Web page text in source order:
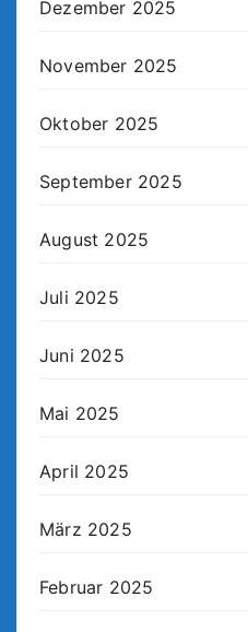
Dezember 2025
November 2025
Oktober 2025
September 2025
August 2025
Juli 2025
Juni 2025
Mai 2025
April 2025
März 2025
Februar 2025